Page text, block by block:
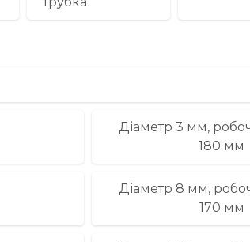
Діаметр 3 мм,
180 мм
Діаметр 8 мм,
170 мм